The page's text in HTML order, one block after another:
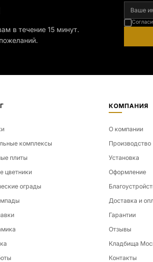
в течение 15 минут.
комплексы
плиты
цветники
ограды
КОМПАНИЯ
О компании
Производство
Установка
Оформление
Доставка и
Гарантии
Отзывы
Кладбища
Контакты